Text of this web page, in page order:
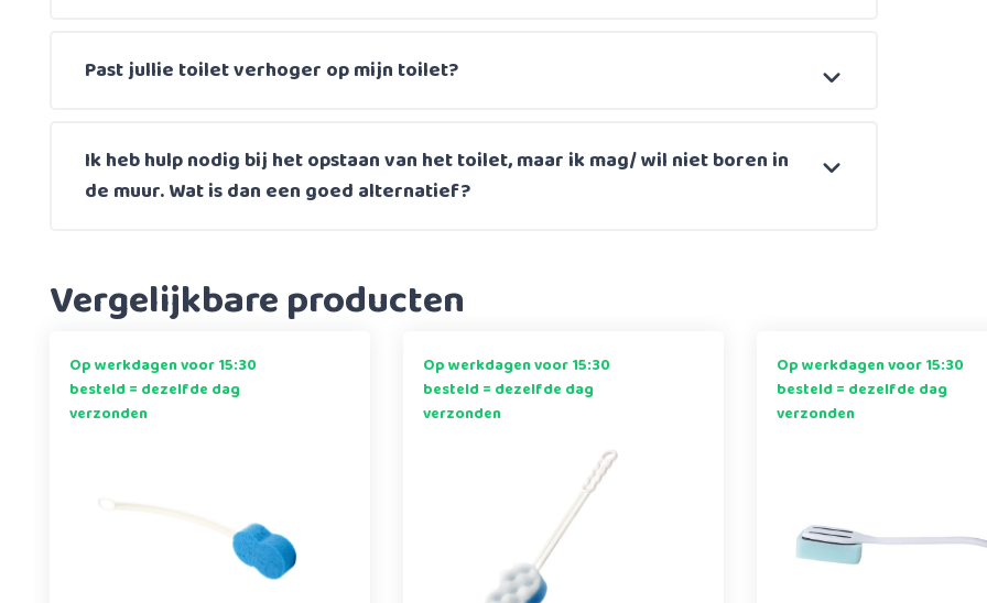
Past jullie toilet verhoger op mijn toilet?
Ik heb hulp nodig bij het opstaan van het toilet, maar ik mag/ wil niet boren in
de muur. Wat is dan een goed alternatief?
Vergelijkbare producten
Op werkdagen voor 15:30
besteld = dezelfde dag
verzonden
Op werkdagen voor 15:30
besteld = dezelfde dag
verzonden
Op werkdagen voor 15:30
besteld = dezelfde dag
verzonden